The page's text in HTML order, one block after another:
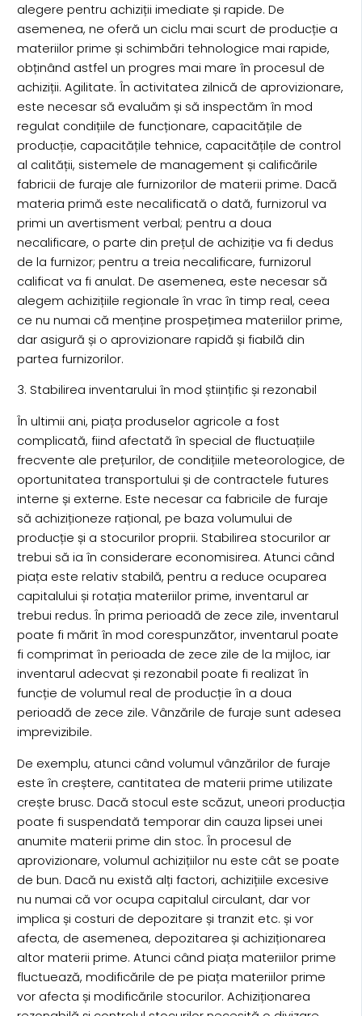
alegere pentru achiziții imediate și rapide. De
asemenea, ne oferă un ciclu mai scurt de producție a
materiilor prime și schimbări tehnologice mai rapide,
obținând astfel un progres mai mare în procesul de
achiziții. Agilitate. În activitatea zilnică de aprovizionare,
este necesar să evaluăm și să inspectăm în mod
regulat condițiile de funcționare, capacitățile de
producție, capacitățile tehnice, capacitățile de control
al calității, sistemele de management și calificările
fabricii de furaje ale furnizorilor de materii prime. Dacă
materia primă este necalificată o dată, furnizorul va
primi un avertisment verbal; pentru a doua
necalificare, o parte din prețul de achiziție va fi dedus
de la furnizor; pentru a treia necalificare, furnizorul
calificat va fi anulat. De asemenea, este necesar să
alegem achizițiile regionale în vrac în timp real, ceea
ce nu numai că menține prospețimea materiilor prime,
dar asigură și o aprovizionare rapidă și fiabilă din
partea furnizorilor.
3. Stabilirea inventarului în mod științific și rezonabil
În ultimii ani, piața produselor agricole a fost
complicată, fiind afectată în special de fluctuațiile
frecvente ale prețurilor, de condițiile meteorologice, de
oportunitatea transportului și de contractele futures
interne și externe. Este necesar ca fabricile de furaje
să achiziționeze rațional, pe baza volumului de
producție și a stocurilor proprii. Stabilirea stocurilor ar
trebui să ia în considerare economisirea. Atunci când
piața este relativ stabilă, pentru a reduce ocuparea
capitalului și rotația materiilor prime, inventarul ar
trebui redus. În prima perioadă de zece zile, inventarul
poate fi mărit în mod corespunzător, inventarul poate
fi comprimat în perioada de zece zile de la mijloc, iar
inventarul adecvat și rezonabil poate fi realizat în
funcție de volumul real de producție în a doua
perioadă de zece zile. Vânzările de furaje sunt adesea
imprevizibile.
De exemplu, atunci când volumul vânzărilor de furaje
este în creștere, cantitatea de materii prime utilizate
crește brusc. Dacă stocul este scăzut, uneori producția
poate fi suspendată temporar din cauza lipsei unei
anumite materii prime din stoc. În procesul de
aprovizionare, volumul achizițiilor nu este cât se poate
de bun. Dacă nu există alți factori, achizițiile excesive
nu numai că vor ocupa capitalul circulant, dar vor
implica și costuri de depozitare și tranzit etc. și vor
afecta, de asemenea, depozitarea și achiziționarea
altor materii prime. Atunci când piața materiilor prime
fluctuează, modificările de pe piața materiilor prime
vor afecta și modificările stocurilor. Achiziționarea